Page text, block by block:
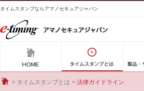
タイムスタンプならアマノセキュアジャパン
e-timig ア
HOME
タイムスタンプとは 法律ガイドライン